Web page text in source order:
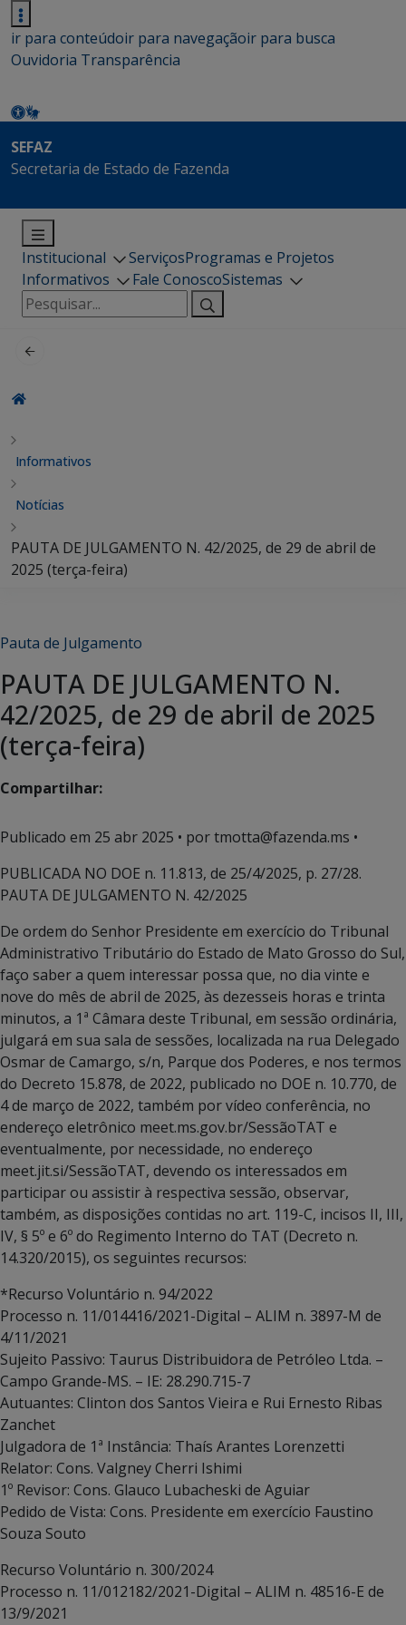
ir para conteúdoir para navegaçãoir para busca
Ouvidoria Transparência
SEFAZ
Secretaria de Estado de Fazenda
Institucional ServiçosProgramas e Projetos
Informativos
Fale ConoscoSistemas
Pesquisar
por:
Informativos
Notícias
PAUTA DE JULGAMENTO N. 42/2025, de 29 de abril de
2025 (terça-feira)
Pauta de Julgamento
PAUTA DE JULGAMENTO N.
42/2025, de 29 de abril de 2025
(terça-feira)
Compartilhar:
Publicado em 25 abr 2025 • por tmotta@fazenda.ms •
PUBLICADA NO DOE n. 11.813, de 25/4/2025, p. 27/28.
PAUTA DE JULGAMENTO N. 42/2025
De ordem do Senhor Presidente em exercício do Tribunal
Administrativo Tributário do Estado de Mato Grosso do Sul,
faço saber a quem interessar possa que, no dia vinte e
nove do mês de abril de 2025, às dezesseis horas e trinta
minutos, a 1ª Câmara deste Tribunal, em sessão ordinária,
julgará em sua sala de sessões, localizada na rua Delegado
Osmar de Camargo, s/n, Parque dos Poderes, e nos termos
do Decreto 15.878, de 2022, publicado no DOE n. 10.770, de
4 de março de 2022, também por vídeo conferência, no
endereço eletrônico meet.ms.gov.br/SessãoTAT e
eventualmente, por necessidade, no endereço
meet.jit.si/SessãoTAT, devendo os interessados em
participar ou assistir à respectiva sessão, observar,
também, as disposições contidas no art. 119-C, incisos II, III,
IV, § 5º e 6º do Regimento Interno do TAT (Decreto n.
14.320/2015), os seguintes recursos:
*Recurso Voluntário n. 94/2022
Processo n. 11/014416/2021-Digital – ALIM n. 3897-M de
4/11/2021
Sujeito Passivo: Taurus Distribuidora de Petróleo Ltda. –
Campo Grande-MS. – IE: 28.290.715-7
Autuantes: Clinton dos Santos Vieira e Rui Ernesto Ribas
Zanchet
Julgadora de 1ª Instância: Thaís Arantes Lorenzetti
Relator: Cons. Valgney Cherri Ishimi
1º Revisor: Cons. Glauco Lubacheski de Aguiar
Pedido de Vista: Cons. Presidente em exercício Faustino
Souza Souto
Recurso Voluntário n. 300/2024
Processo n. 11/012182/2021-Digital – ALIM n. 48516-E de
13/9/2021